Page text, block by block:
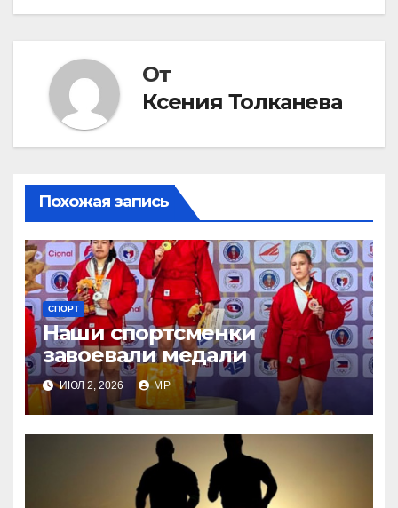
От
Ксения Толканева
Похожая запись
СПОРТ
Наши спортсменки
завоевали медали
ИЮЛ 2, 2026 MP